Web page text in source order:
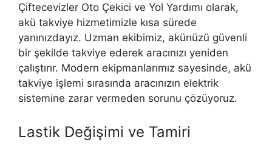
Çiftecevizler Oto Çekici ve Yol Yardımı olarak,
akü takviye hizmetimizle kısa sürede
yanınızdayız. Uzman ekibimiz, akünüzü güvenli
bir şekilde takviye ederek aracınızı yeniden
çalıştırır. Modern ekipmanlarımız sayesinde, akü
takviye işlemi sırasında aracınızın elektrik
sistemine zarar vermeden sorunu çözüyoruz.
Lastik Değişimi ve Tamiri